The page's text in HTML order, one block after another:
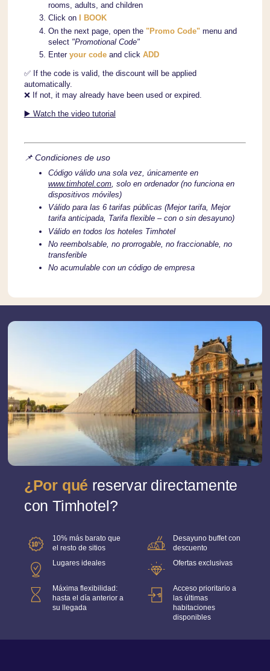
rooms, adults, and children
Click on
I BOOK
On the next page, open the "Promo Code"menu and
select "Promotional Code"
Enter your code and click ADD
✅ If the code is valid, the discount will be applied
automatically.
❌ If not, it may already have been used or expired.
▶️ Watch the video tutorial
📌 Condiciones de uso
Código válido una sola vez, únicamente en
www.timhotel.com, solo en ordenador (no funciona en
dispositivos móviles)
Válido para las 6 tarifas públicas (Mejor tarifa, Mejor
tarifa anticipada, Tarifa flexible – con o sin desayuno)
Válido en todos los hoteles Timhotel
No reembolsable, no prorrogable, no fraccionable, no
transferible
No acumulable con un código de empresa
¿Por qué reservar directamente
con Timhotel?
10% más barato que
el resto de sitios
Desayuno buffet con
descuento
Lugares ideales
Ofertas exclusivas
Máxima flexibilidad:
hasta el día anterior a
su llegada
Acceso prioritario a
las últimas
habitaciones
disponibles